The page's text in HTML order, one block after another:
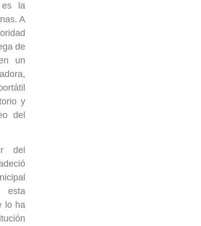
es la
A
de
un
y
del
del
esta
lo ha